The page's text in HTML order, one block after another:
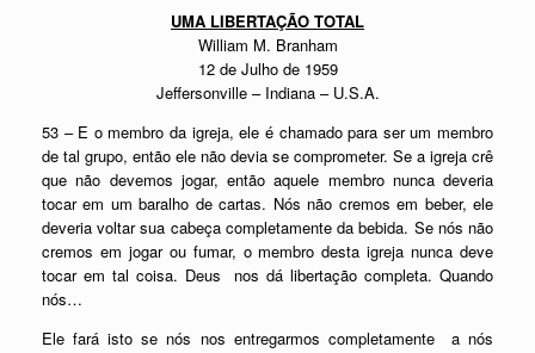
UMA LIBERTAÇÃO TOTAL
William M. Branham
12 de Julho de 1959
Jeffersonville – Indiana – U.S.A.
53 – E o membro da igreja, ele é chamado para ser um membro
de tal grupo, então ele não devia se comprometer. Se a igreja crê
que não devemos jogar, então aquele membro nunca deveria
tocar em um baralho de cartas. Nós não cremos em beber, ele
deveria voltar sua cabeça completamente da bebida. Se nós não
cremos em jogar ou fumar, o membro desta igreja nunca deve
tocar em tal coisa. Deus nos dá libertação completa. Quando
nós…
Ele fará isto se nós nos entregarmos completamente a nós